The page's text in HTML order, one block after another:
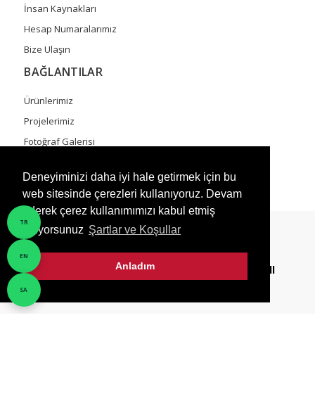
Deneyiminizi daha iyi hale getirmek için bu
web sitesinde çerezleri kullanıyoruz. Devam
ederek çerez kullanımımızı kabul etmiş
oluyorsunuz Şartlar ve Koşullar
Anladım
İnsan Kaynakları
Hesap Numaralarımız
Bize Ulaşın
BAĞLANTILAR
Ürünlerimiz
Projelerimiz
Fotoğraf Galerisi
SELKAS MAKİNA ASANSÖR TİC. VE SAN. LTD. ŞTİ. All
Rights Reserved.
TR
EN
SA